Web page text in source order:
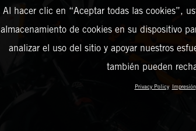
Al hacer clic en “Aceptar todas las cookies”,
almacenamiento de cookies en su dispositivo
analizar el uso del sitio y apoyar nuestros
también pueden
Privacy Policy Impresión